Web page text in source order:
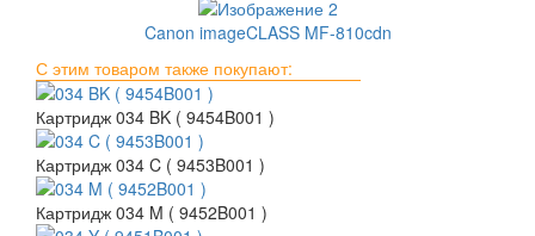
Canon imageCLASS MF-810cdn
С этим товаром также покупают:
Картридж 034 BK ( 9454B001 )
Картридж 034 C ( 9453B001 )
Картридж 034 M ( 9452B001 )